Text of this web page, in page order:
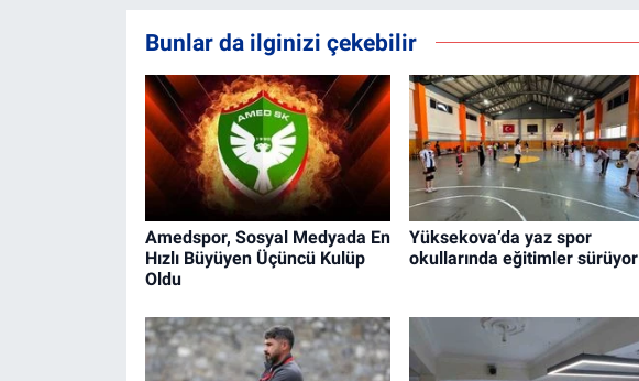
Bunlar da ilginizi çekebilir
Amedspor, Sosyal Medyada En
Hızlı Büyüyen Üçüncü Kulüp
Oldu
Yüksekova’da yaz spor
okullarında eğitimler sürüyor